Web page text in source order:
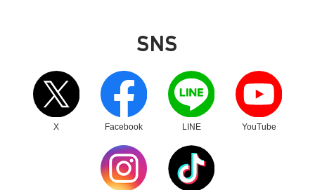
SNS
X
別ウィンドウリンク
Facebook
別ウィンドウリンク
LINE
別ウィンドウリンク
YouTube
別ウィンドウリンク
別ウィンドウリンク別ウィンドウリンク